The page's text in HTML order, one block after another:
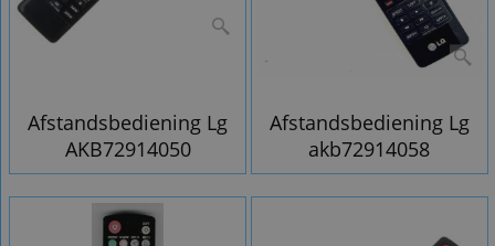
Afstandsbediening Lg
AKB72914050
Afstandsbediening Lg
akb72914058